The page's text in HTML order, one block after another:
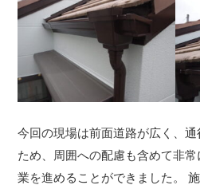
今回の現場は前面道路が広く、
ため、周囲への配慮も含めて非
業を進めることができました。